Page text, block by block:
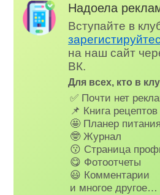
Надоела
Вступайте в
на наш сайт
ВК.
Для всех, кто в
✅ Почти нет
📌 Книга рецептов
🤩 Планер питания
🤓 Журнал
😗 Страница
😋 Фотоотчеты
😃 Комментарии
и многое другое…